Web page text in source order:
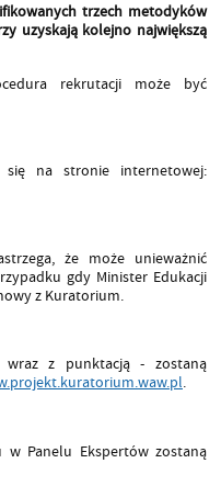
trzech metodyków
uzyskają kolejno największą
rekrutacji może być
się na stronie internetowej:
że może unieważnić
gdy Minister Edukacji
z Kuratorium.
z punktacją - zostaną
.
w Panelu Ekspertów zostaną